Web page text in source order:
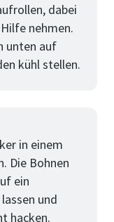
dabei
nehmen.
unten auf
kühl stellen.
in einem
Die Bohnen
ein
und
hacken.